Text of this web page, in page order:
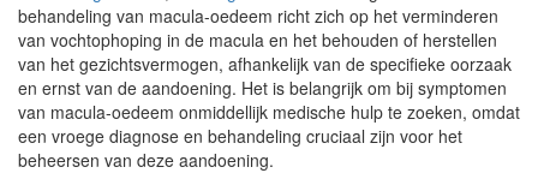
behandeling van macula-oedeem richt zich op het verminderen
van vochtophoping in de macula en het behouden of herstellen
van het gezichtsvermogen, afhankelijk van de specifieke oorzaak
en ernst van de aandoening. Het is belangrijk om bij symptomen
van macula-oedeem onmiddellijk medische hulp te zoeken, omdat
een vroege diagnose en behandeling cruciaal zijn voor het
beheersen van deze aandoening.